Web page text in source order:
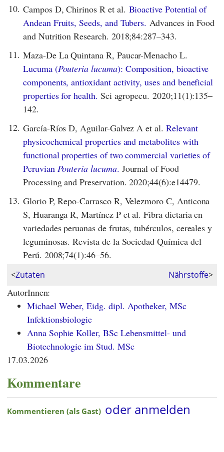
10. Campos D, Chirinos R et al. Bioactive Potential of
Andean Fruits, Seeds, and Tubers. Advances in Food
and Nutrition Research. 2018;84:287–343.
11. Maza-De La Quintana R, Paucar-Menacho L.
Lucuma (Pouteria lucuma): Composition, bioactive
components, antioxidant activity, uses and beneficial
properties for health. Sci agropecu. 2020;11(1):135–
142.
12. García-Ríos D, Aguilar-Galvez A et al. Relevant
physicochemical properties and metabolites with
functional properties of two commercial varieties of
Peruvian Pouteria lucuma. Journal of Food
Processing and Preservation. 2020;44(6):e14479.
13. Glorio P, Repo-Carrasco R, Velezmoro C, Anticona
S, Huaranga R, Martínez P et al. Fibra dietaria en
variedades peruanas de frutas, tubérculos, cereales y
leguminosas. Revista de la Sociedad Química del
Perú. 2008;74(1):46–56.
<Zutaten Nährstoffe>
AutorInnen:
Michael Weber, Eidg. dipl. Apotheker, MSc
Infektionsbiologie
Anna Sophie Koller, BSc Lebensmittel- und
Biotechnologie im Stud. MSc
17.03.2026
Kommentare